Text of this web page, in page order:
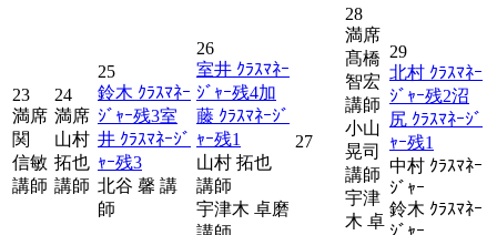
23
満席
関
信敏
講師
24
満席
山村
拓也
講師
25
鈴木 ｸﾗｽﾏﾈｰ
ｼﾞｬｰ残3室
井 ｸﾗｽﾏﾈｰｼﾞ
ｬｰ残3
北谷 馨 講
師
26
室井 ｸﾗｽﾏﾈｰ
ｼﾞｬｰ残4加
藤 ｸﾗｽﾏﾈｰｼﾞ
ｬｰ残1
山村 拓也
講師
宇津木 卓磨
27
28
満席
髙橋
智宏
講師
小山
晃司
講師
宇津
木 卓
29
北村 ｸﾗｽﾏﾈｰ
ｼﾞｬｰ残2沼
尻 ｸﾗｽﾏﾈｰｼﾞ
ｬｰ残1
中村 ｸﾗｽﾏﾈｰ
ｼﾞｬｰ
鈴木 ｸﾗｽﾏﾈｰ
ｼﾞｬｰ